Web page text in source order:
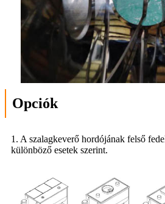
Opciók
1. A szalagkeverő hordójának felső
különböző esetek szerint.